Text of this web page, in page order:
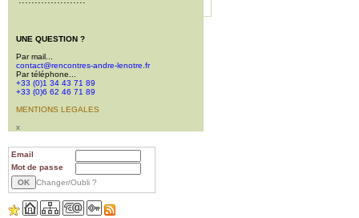
UNE QUESTION ?
Par mail...
contact@rencontres-andre-lenotre.fr
Par téléphone...
+33 (0)1 34 43 71 89
+33 (0)6 62 46 71 89
MENTIONS LEGALES
x
Email
Mot de passe
Changer/Oubli ?